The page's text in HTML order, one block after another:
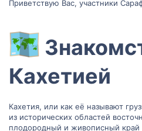
Приветствую Вас, участники
Кахетией​
Кахетия, или как её называют
из исторических областей
плодородный и живописный край